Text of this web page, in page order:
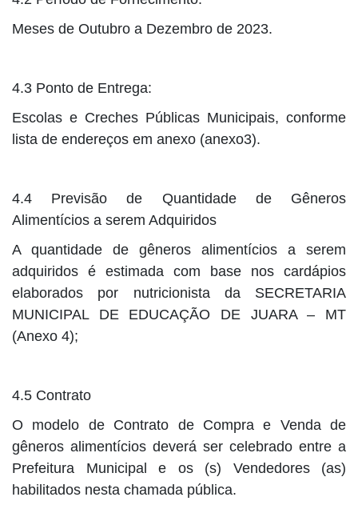
Meses de Outubro a Dezembro de 2023.
4.3 Ponto de Entrega:
Escolas e Creches Públicas Municipais, conforme
lista de endereços em anexo (anexo3).
4.4 Previsão de Quantidade de Gêneros
Alimentícios a serem Adquiridos
A quantidade de gêneros alimentícios a serem
adquiridos é estimada com base nos cardápios
elaborados por nutricionista da SECRETARIA
MUNICIPAL DE EDUCAÇÃO DE JUARA – MT
(Anexo 4);
4.5 Contrato
O modelo de Contrato de Compra e Venda de
gêneros alimentícios deverá ser celebrado entre a
Prefeitura Municipal e os (s) Vendedores (as)
habilitados nesta chamada pública.